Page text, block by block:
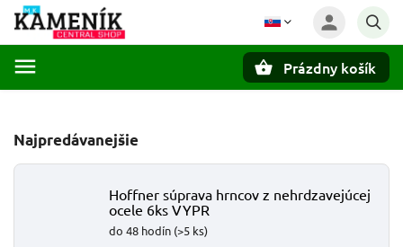
Prázdny košík
Najpredávanejšie
Hoffner súprava hrncov z nehrdzavejúcej
ocele 6ks VYPR
do 48 hodín (>5 ks)